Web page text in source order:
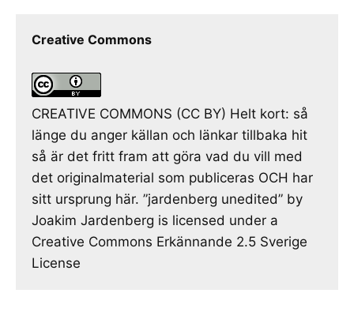
Creative Commons
CREATIVE COMMONS (CC BY) Helt kort: så
länge du anger källan och länkar tillbaka hit
så är det fritt fram att göra vad du vill med
det originalmaterial som publiceras OCH har
sitt ursprung här. ”jardenberg unedited” by
Joakim Jardenberg is licensed under a
Creative Commons Erkännande 2.5 Sverige
License